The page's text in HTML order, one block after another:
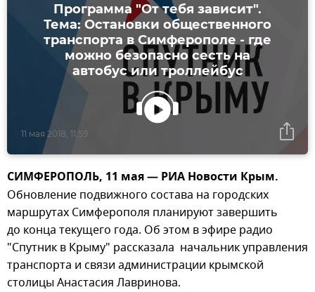
Программа "От тебя зависит".
Тема: Остановки общественного
транспорта в Симферополе - где
можно безопасно сесть на
автобус или троллейбус
11 мая 2018, 11:59
СИМФЕРОПОЛЬ, 11 мая — РИА Новости Крым.
Обновление подвижного состава на городских
маршрутах Симферополя планируют завершить
до конца текущего года. Об этом в эфире радио
"Спутник в Крыму" рассказала начальник управления
транспорта и связи администрации крымской
столицы Анастасия Лавринова.